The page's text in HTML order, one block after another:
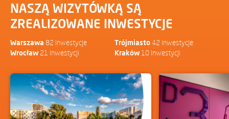
NASZĄ WIZYTÓWKĄ SĄ
ZREALIZOWANE INWESTYCJE
Warszawa 82 Inwestycje Trójmiasto42 Inwestycje
Wrocław21 Inwestycji Kraków10 Inwestycji